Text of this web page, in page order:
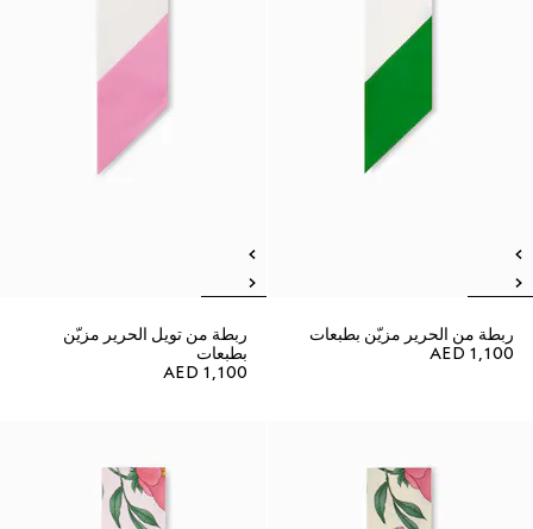
ربطة من الحرير مزيّن بطبعات
AED 1,100
ربطة من تويل الحرير مزيّن
بطبعات
AED 1,100